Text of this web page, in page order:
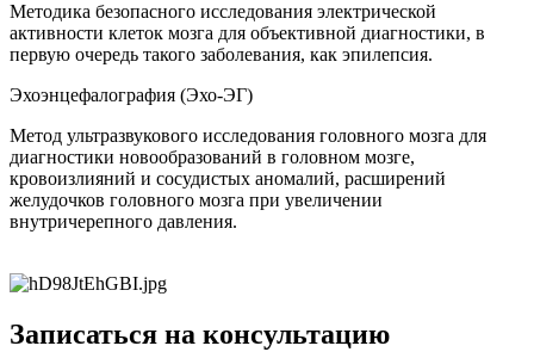
Методика безопасного исследования электрической
активности клеток мозга для объективной диагностики, в
первую очередь такого заболевания, как эпилепсия.
Эхоэнцефалография (Эхо-ЭГ)
Метод ультразвукового исследования головного мозга для
диагностики новообразований в головном мозге,
кровоизлияний и сосудистых аномалий, расширений
желудочков головного мозга при увеличении
внутричерепного давления.
Записаться на консультацию